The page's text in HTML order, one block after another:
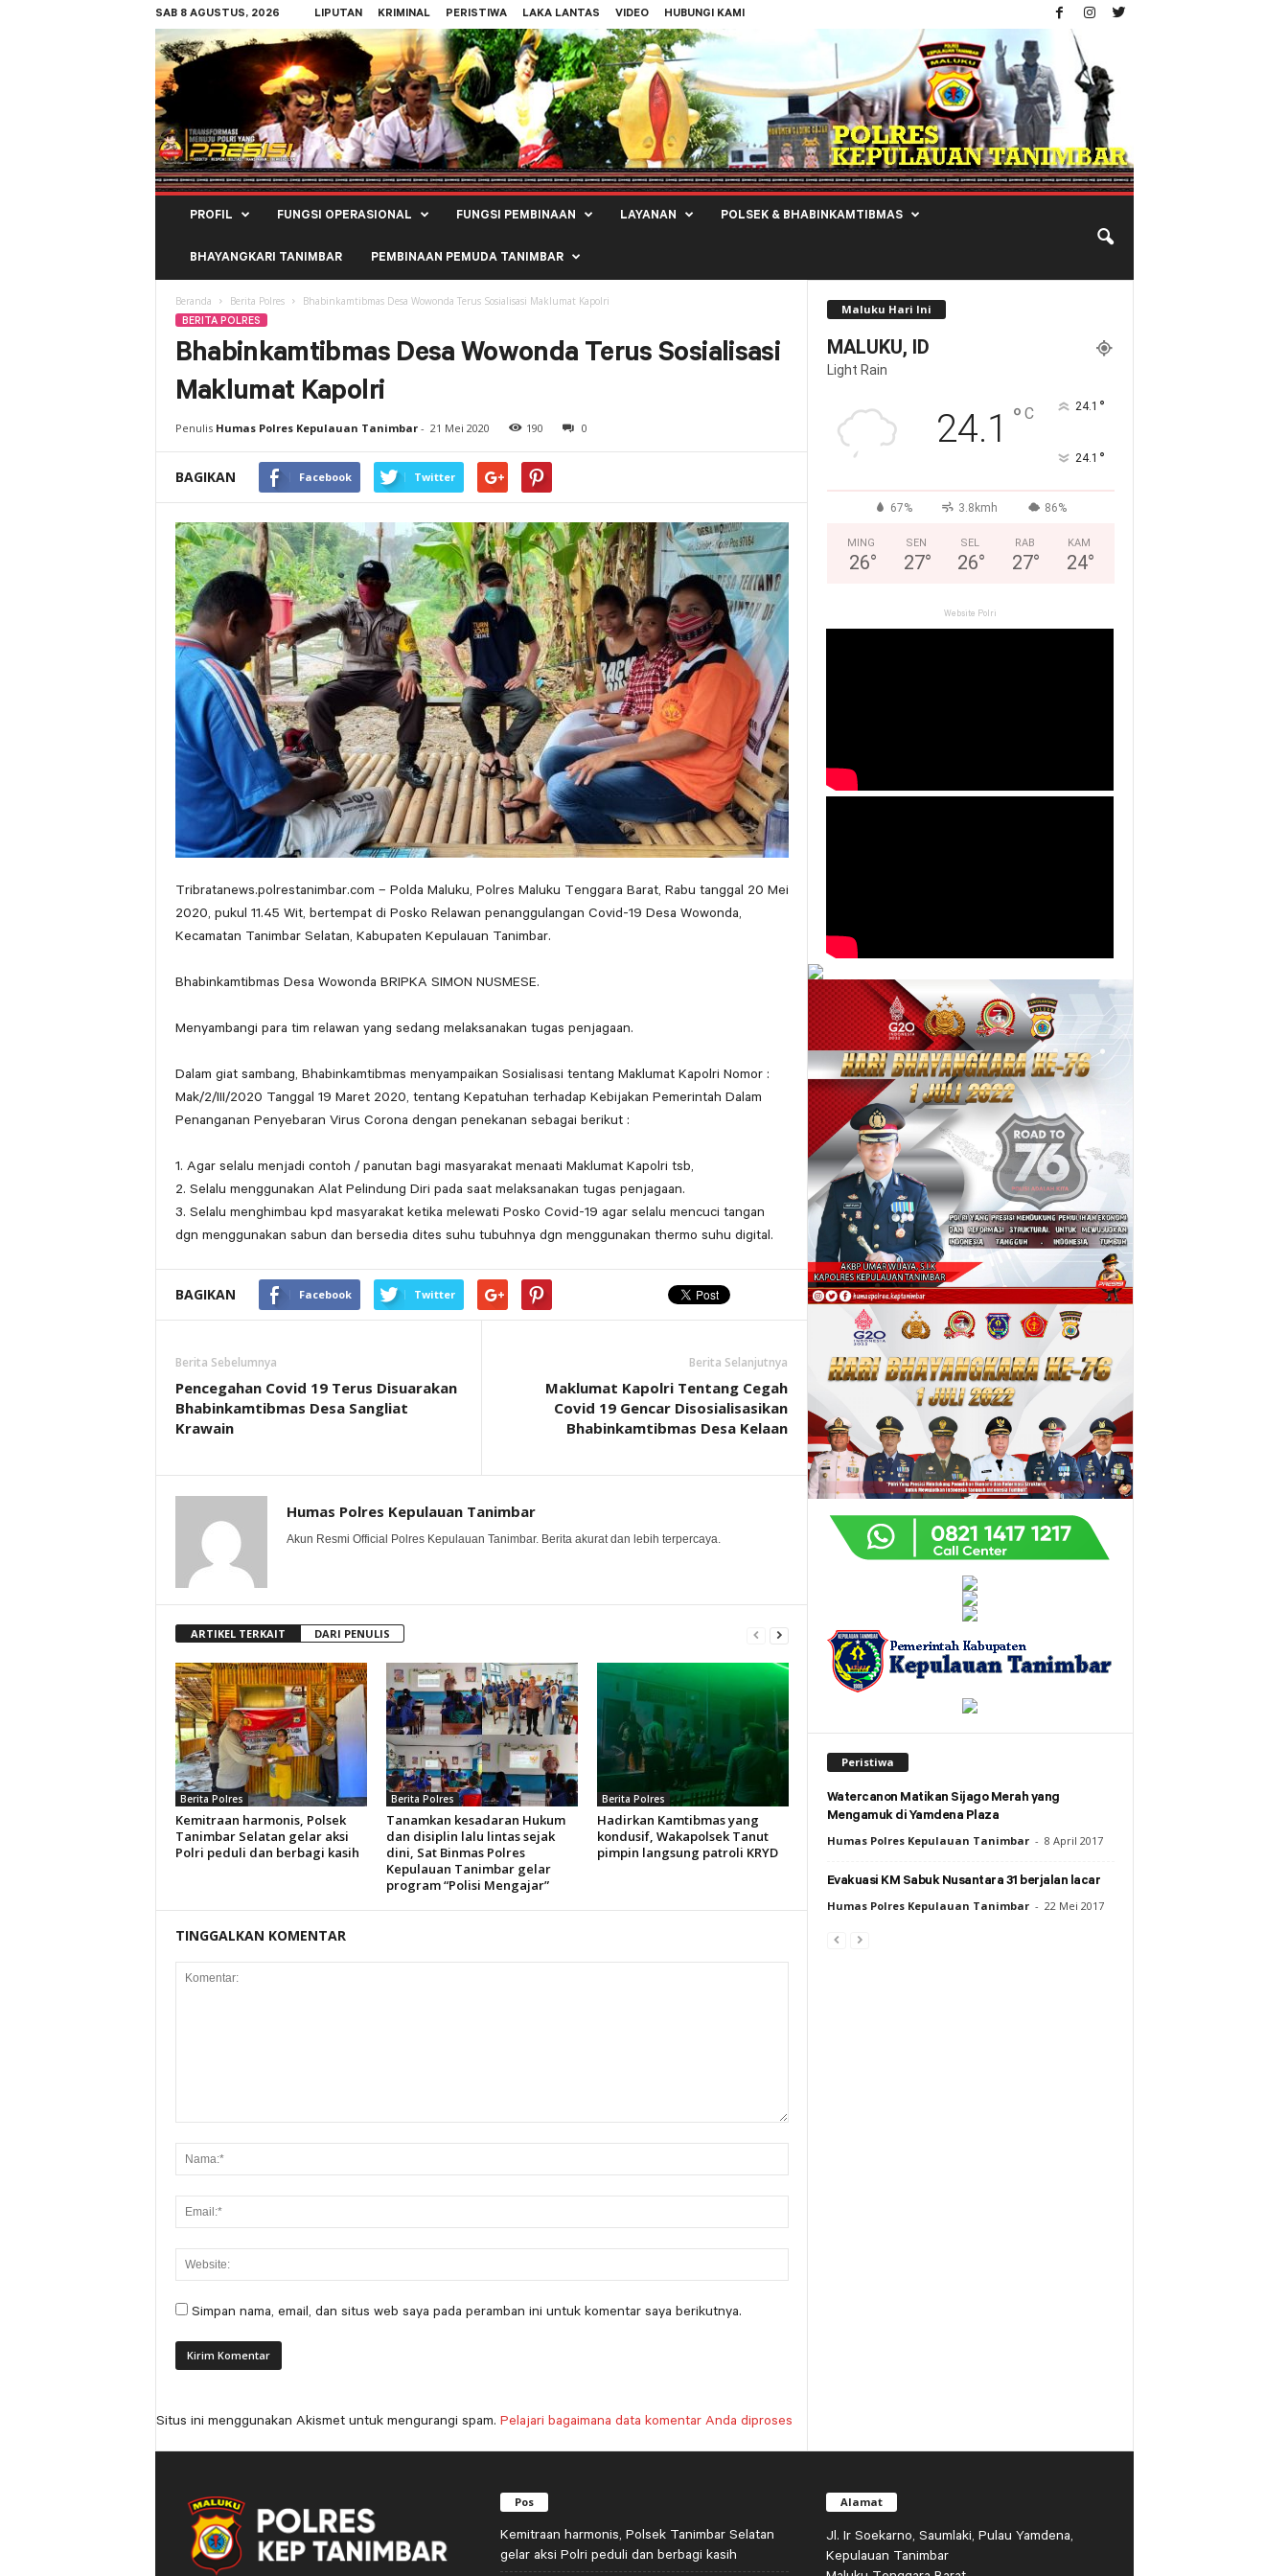
SAB 8 AGUSTUS, 2026 LIPUTAN KRIMINAL PERISTIWA LAKA LANTAS VIDEO HUBUNGI KAMI
Polres
Kepulauan
PROFIL FUNGSI OPERASIONAL FUNGSI PEMBINAAN LAYANAN POLSEK & BHABINKAMTIBMAS
BHAYANGKARI TANIMBAR PEMBINAAN PEMUDA TANIMBAR
Beranda Berita Polres Bhabinkamtibmas Desa Wowonda Terus Sosialisasi Maklumat Kapolri
BERITA POLRES
Bhabinkamtibmas Desa Wowonda Terus Sosialisasi
Maklumat Kapolri
Penulis Humas Polres Kepulauan Tanimbar- 21 Mei 2020 190 0
BAGIKAN Facebook Twitter
Tribratanews.polrestanimbar.com – Polda Maluku, Polres Maluku Tenggara Barat, Rabu tanggal 20 Mei
2020, pukul 11.45 Wit, bertempat di Posko Relawan penanggulangan Covid-19 Desa Wowonda,
Kecamatan Tanimbar Selatan, Kabupaten Kepulauan Tanimbar.
Bhabinkamtibmas Desa Wowonda BRIPKA SIMON NUSMESE.
Menyambangi para tim relawan yang sedang melaksanakan tugas penjagaan.
Dalam giat sambang, Bhabinkamtibmas menyampaikan Sosialisasi tentang Maklumat Kapolri Nomor :
Mak/2/III/2020 Tanggal 19 Maret 2020, tentang Kepatuhan terhadap Kebijakan Pemerintah Dalam
Penanganan Penyebaran Virus Corona dengan penekanan sebagai berikut :
1. Agar selalu menjadi contoh / panutan bagi masyarakat menaati Maklumat Kapolri tsb,
2. Selalu menggunakan Alat Pelindung Diri pada saat melaksanakan tugas penjagaan.
3. Selalu menghimbau kpd masyarakat ketika melewati Posko Covid-19 agar selalu mencuci tangan
dgn menggunakan sabun dan bersedia dites suhu tubuhnya dgn menggunakan thermo suhu digital.
BAGIKAN Facebook Twitter
Berita Sebelumnya
Pencegahan Covid 19 Terus Disuarakan
Bhabinkamtibmas Desa Sangliat
Krawain
Berita Selanjutnya
Maklumat Kapolri Tentang Cegah
Covid 19 Gencar Disosialisasikan
Bhabinkamtibmas Desa Kelaan
Humas Polres Kepulauan Tanimbar
Akun Resmi Official Polres Kepulauan Tanimbar. Berita akurat dan lebih terpercaya.
ARTIKEL TERKAIT DARI PENULIS
Berita Polres
Kemitraan harmonis, Polsek
Tanimbar Selatan gelar aksi
Polri peduli dan berbagi kasih
Berita Polres
Tanamkan kesadaran Hukum
dan disiplin lalu lintas sejak
dini, Sat Binmas Polres
Kepulauan Tanimbar gelar
program “Polisi Mengajar”
Berita Polres
Hadirkan Kamtibmas yang
kondusif, Wakapolsek Tanut
pimpin langsung patroli KRYD
TINGGALKAN KOMENTAR
Simpan nama, email, dan situs web saya pada peramban ini untuk komentar saya berikutnya.
Situs ini menggunakan Akismet untuk mengurangi spam. Pelajari bagaimana data komentar Anda diproses
Maluku Hari Ini
MALUKU, ID
Light Rain
24.1 ° C 24.1 °
24.1 °
67% 3.8kmh 86%
MING
26°
SEN
27°
SEL
26°
RAB
27°
KAM
24°
Website Polri
Peristiwa
Watercanon Matikan Sijago Merah yang
Mengamuk di Yamdena Plaza
Humas Polres Kepulauan Tanimbar - 8 April 2017
Evakuasi KM Sabuk Nusantara 31 berjalan lacar
Humas Polres Kepulauan Tanimbar - 22 Mei 2017
Pos
Kemitraan harmonis, Polsek Tanimbar Selatan
gelar aksi Polri peduli dan berbagi kasih
Alamat
Jl. Ir Soekarno, Saumlaki, Pulau Yamdena,
Kepulauan Tanimbar